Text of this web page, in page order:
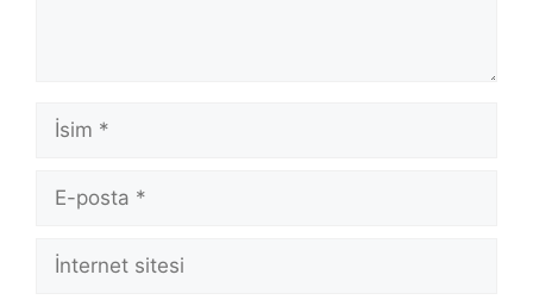
İsim
posta
İnternet
sitesi